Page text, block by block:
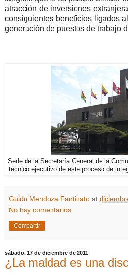
atracción de inversiones
consiguientes beneficios ligados al
generación de puestos de trabajo
Sede de la Secretaría General de la
técnico ejecutivo de este proceso de
Guido Mendoza Fantinato at
No hay comentarios:
Compartir
sábado, 17 de diciembre de 2011
¿La maldad es una